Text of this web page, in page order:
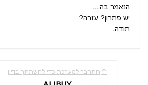
הנאמר בה…
יש פתרון? עזרה?
תודה.
התחבר למערכת כדי להשתתף בדיון